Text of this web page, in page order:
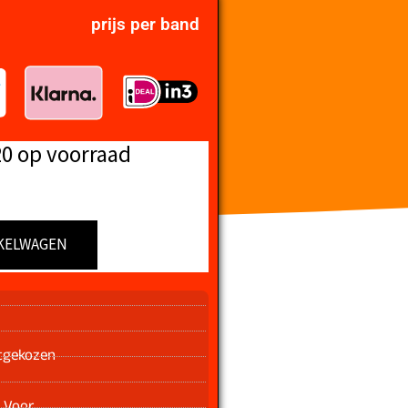
prijs per band
op voorraad